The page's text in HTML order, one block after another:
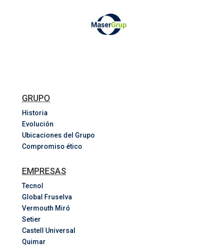
GRUPO
Historia
Evolución
Ubicaciones del Grupo
Compromiso ético
EMPRESAS
Tecnol
Global Fruselva
Vermouth Miró
Setier
Castell Universal
Quimar